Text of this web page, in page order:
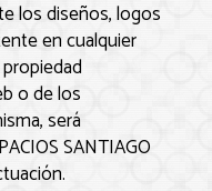
los diseños, logos
en cualquier
o de los
será
SANTIAGO